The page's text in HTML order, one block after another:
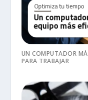
UN COMPUTADOR
PARA TRABAJAR